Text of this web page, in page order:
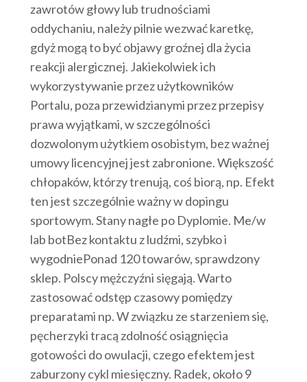
zawrotów głowy lub trudnościami
oddychaniu, należy pilnie wezwać karetkę,
gdyż mogą to być objawy groźnej dla życia
reakcji alergicznej. Jakiekolwiek ich
wykorzystywanie przez użytkowników
Portalu, poza przewidzianymi przez przepisy
prawa wyjątkami, w szczególności
dozwolonym użytkiem osobistym, bez ważnej
umowy licencyjnej jest zabronione. Większość
chłopaków, którzy trenują, coś biorą, np. Efekt
ten jest szczególnie ważny w dopingu
sportowym. Stany nagłe po Dyplomie. Me/w
lab botBez kontaktu z ludźmi, szybko i
wygodniePonad 120 towarów, sprawdzony
sklep. Polscy mężczyźni sięgają. Warto
zastosować odstęp czasowy pomiędzy
preparatami np. W związku ze starzeniem się,
pęcherzyki tracą zdolność osiągnięcia
gotowości do owulacji, czego efektem jest
zaburzony cykl miesięczny. Radek, około 9